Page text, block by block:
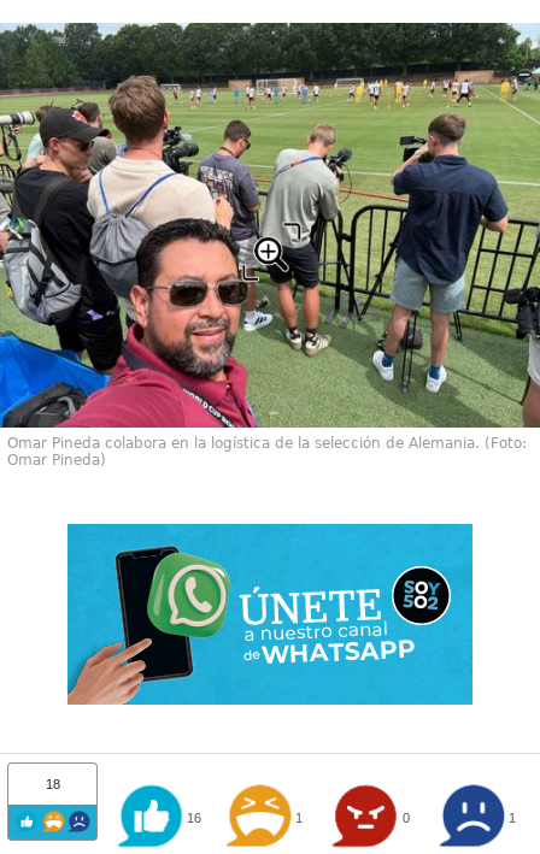
Omar Pineda colabora en la logística de la selección de Alemania. (Foto:
Omar Pineda)
18
16 1 0 1